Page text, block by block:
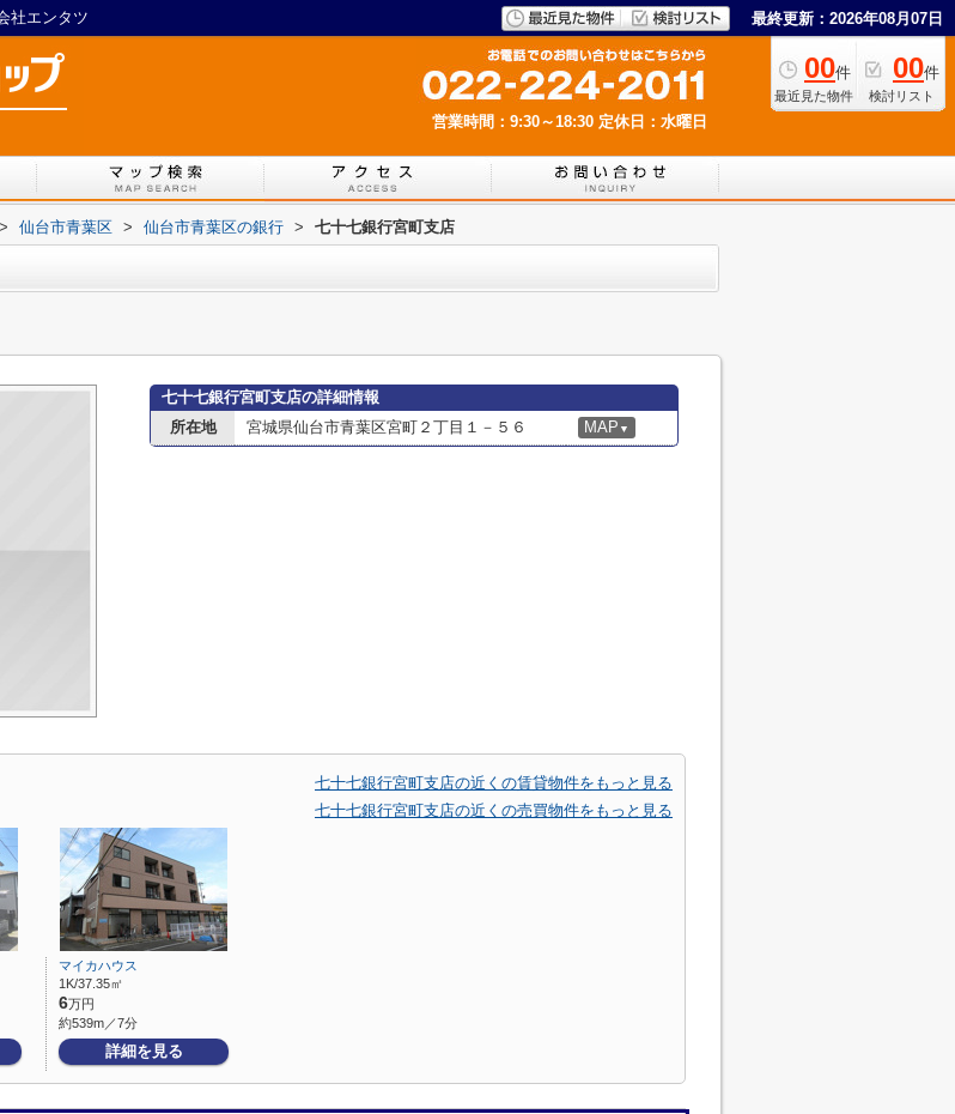
社エンタツ 最終更新：2026年08月07日
00件
最近見た物件
00件
検討リスト
営業時間：9:30～18:30 定休日：水曜日
> 仙台市青葉区 > 仙台市青葉区の銀行 > 七十七銀行宮町支店
七十七銀行宮町支店の詳細情報
所在地
宮城県仙台市青葉区宮町２丁目１－５６ MAP ▼
七十七銀行宮町支店の近くの賃貸物件をもっと見る
七十七銀行宮町支店の近くの売買物件をもっと見る
マイカハウス
1K/37.35㎡
6万円
約539m／7分
詳細を見る